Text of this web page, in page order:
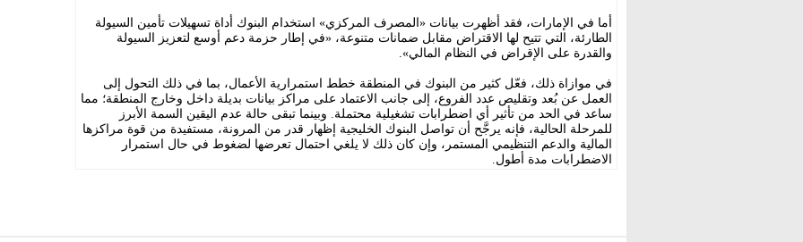
أما في الإمارات، فقد أظهرت بيانات «المصرف المركزي» استخدام البنوك أداة تسهيلات تأمين السيولة
الطارئة، التي تتيح لها الاقتراض مقابل ضمانات متنوعة، «في إطار حزمة دعم أوسع لتعزيز السيولة
والقدرة على الإقراض في النظام المالي».
في موازاة ذلك، فعّل كثير من البنوك في المنطقة خطط استمرارية الأعمال، بما في ذلك التحول إلى
العمل عن بُعد وتقليص عدد الفروع، إلى جانب الاعتماد على مراكز بيانات بديلة داخل وخارج المنطقة؛ مما
ساعد في الحد من تأثير أي اضطرابات تشغيلية محتملة. وبينما تبقى حالة عدم اليقين السمة الأبرز
للمرحلة الحالية، فإنه يرجَّح أن تواصل البنوك الخليجية إظهار قدر من المرونة، مستفيدة من قوة مراكزها
المالية والدعم التنظيمي المستمر، وإن كان ذلك لا يلغي احتمال تعرضها لضغوط في حال استمرار
الاضطرابات مدة أطول.